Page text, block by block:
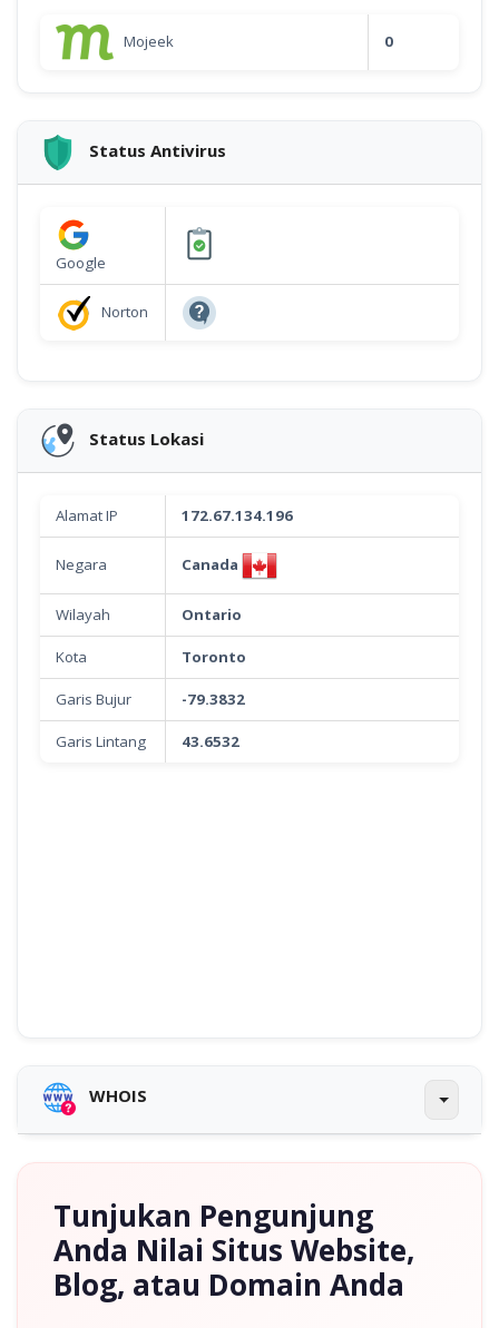
Mojeek 0
Status Antivirus
Google
Norton
Status Lokasi
Alamat IP 172.67.134.196
Negara Canada
Wilayah Ontario
Kota Toronto
Garis Bujur -79.3832
Garis Lintang 43.6532
WHOIS
Tunjukan Pengunjung
Anda Nilai Situs Website,
Blog, atau Domain Anda